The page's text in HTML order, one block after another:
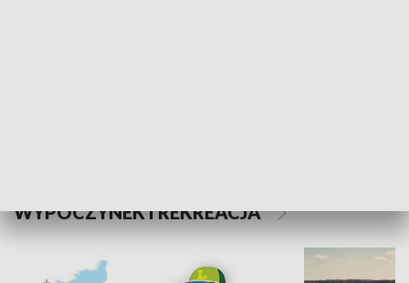
WYPOCZYNEK I REKREACJA